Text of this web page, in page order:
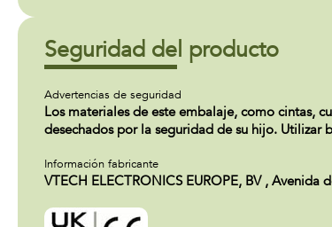
Seguridad del producto
Advertencias de seguridad
Los materiales de este embalaje, como cintas,
desechados por la seguridad de su hijo. Utilizar
Información fabricante
VTECH ELECTRONICS EUROPE, BV , Avenida